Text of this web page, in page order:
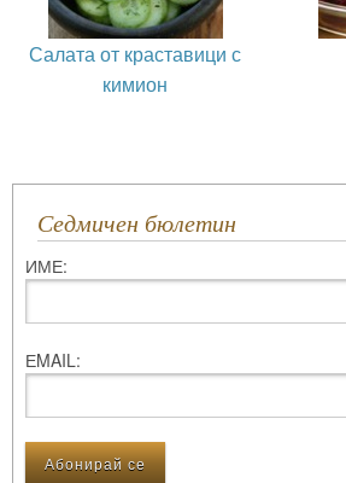
Салата от краставици с
кимион
Седмичен бюлетин
ИМЕ:
ЕMAIL: